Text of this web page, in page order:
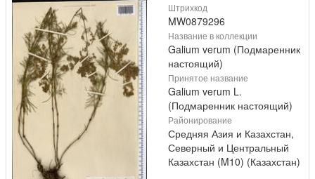
Штрихкод
MW0879296
Название в коллекции
Galium verum (Подмаренник
настоящий)
Принятое название
Galium verum L.
(Подмаренник настоящий)
Районирование
Средняя Азия и Казахстан,
Северный и Центральный
Казахстан (M10) (Казахстан)